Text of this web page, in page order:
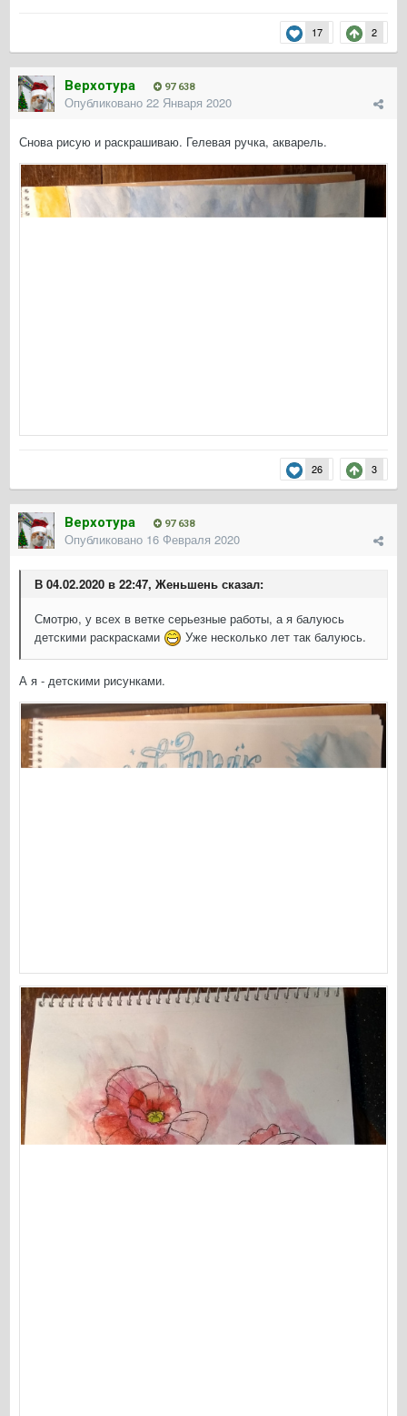
17 2
Верхотура 97 638
Опубликовано 22 Января 2020
Снова рисую и раскрашиваю. Гелевая ручка, акварель.
26 3
Верхотура 97 638
Опубликовано 16 Февраля 2020
В 04.02.2020 в 22:47, Женьшень сказал:
Смотрю, у всех в ветке серьезные работы, а я балуюсь
детскими раскрасками
Уже несколько лет так балуюсь.
А я - детскими рисунками.